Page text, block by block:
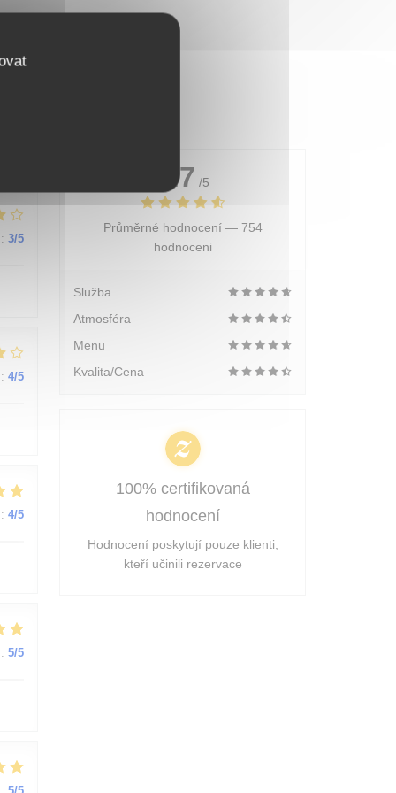
: 3/5
: 4/5
: 4/5
: 5/5
4.7 /5
Průměrné hodnocení — 754
hodnoceni
Služba
Atmosféra
Menu
Kvalita/Cena
100% certifikovaná
hodnocení
Hodnocení poskytují pouze klienti,
kteří učinili rezervace